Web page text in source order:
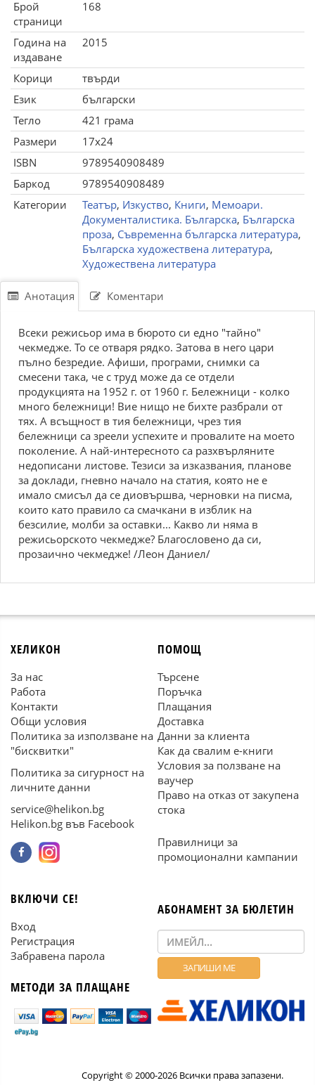
Брой
страници
168
Година на
издаване
2015
Корици
твърди
Език
български
Тегло
421 грама
Размери
17x24
ISBN
9789540908489
Баркод
9789540908489
Категории
Театър, Изкуство, Книги, Мемоари.
Документалистика. Българска, Българска
проза, Съвременна българска литература,
Българска художествена литература,
Художествена литература
Анотация Коментари
Всеки режисьор има в бюрото си едно "тайно"
чекмедже. То се отваря рядко. Затова в него цари
пълно безредие. Афиши, програми, снимки са
смесени така, че с труд може да се отдели
продукцията на 1952 г. от 1960 г. Бележници - колко
много бележници! Вие нищо не бихте разбрали от
тях. А всъщност в тия бележници, чрез тия
бележници са зреели успехите и провалите на моето
поколение. А най-интересното са разхвърляните
недописани листове. Тезиси за изказвания, планове
за доклади, гневно начало на статия, която не е
имало смисъл да се диовършва, черновки на писма,
които като правило са смачкани в изблик на
безсилие, молби за оставки... Какво ли няма в
режисьорското чекмедже? Благословено да си,
прозаично чекмедже! /Леон Даниел/
ХЕЛИКОН
За нас
Работа
Контакти
Общи условия
Политика за използване на
"бисквитки"
Политика за сигурност на
личните данни
service@helikon.bg
Helikon.bg във Facebook
ПОМОЩ
Търсене
Поръчка
Плащания
Доставка
Данни за клиента
Как да свалим е-книги
Условия за ползване на
ваучер
Право на отказ от закупена
стока
Правилници за
промоционални кампании
ВКЛЮЧИ СЕ!
Вход
Регистрация
Забравена парола
МЕТОДИ ЗА ПЛАЩАНЕ
АБОНАМЕНТ ЗА БЮЛЕТИН
Copyright © 2000-2026 Всички права запазени.